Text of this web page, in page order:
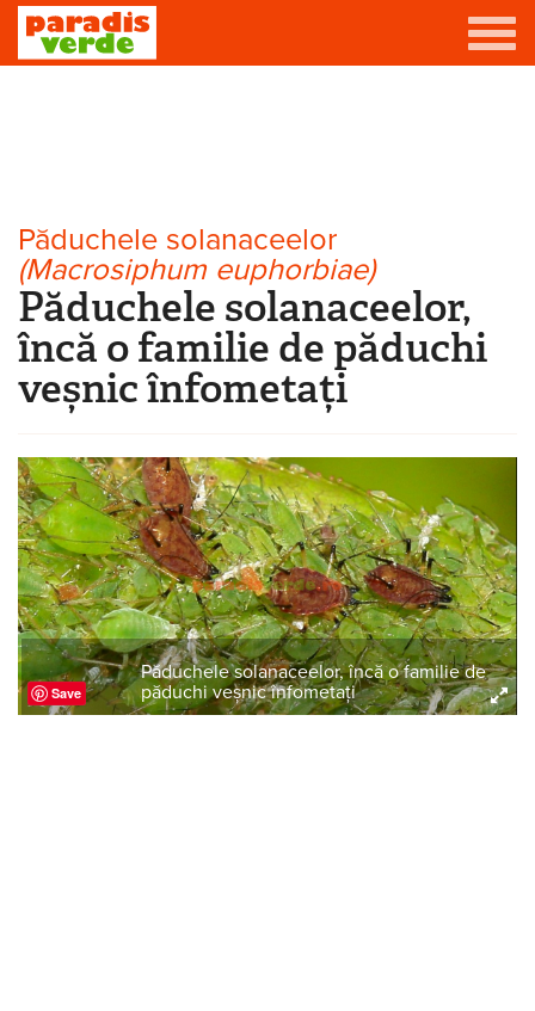
Casă
Producători de vin
Promovează afacerea ta
Păduchele solanaceelor
(Macrosiphum euphorbiae)
Păduchele solanaceelor,
încă o familie de păduchi
veșnic înfometați
Save
Păduchele solanaceelor, încă o familie de
păduchi veșnic înfometați